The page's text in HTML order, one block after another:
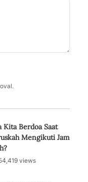
Kita Berdoa Saat
Mengikuti Jam
views